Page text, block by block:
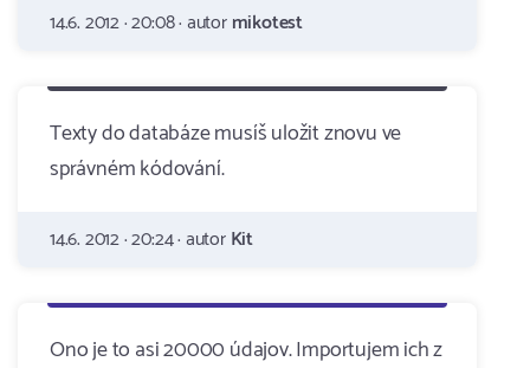
14.6. 2012 · 20:08 · autormikotest
Texty do databáze musíš uložit znovu ve
správném kódování.
14.6. 2012 · 20:24 · autorKit
Ono je to asi 20000 údajov. Importujem ich z